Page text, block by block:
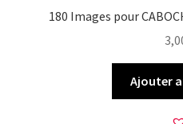
180 Images pour
Ajouter